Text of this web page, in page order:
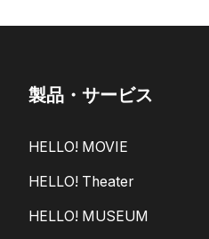
製品・サービス
HELLO! MOVIE
HELLO! Theater
HELLO! MUSEUM